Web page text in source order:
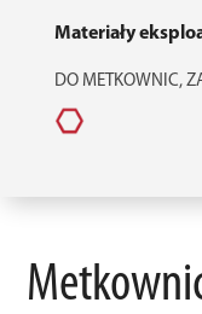
Materiały
DO METKOWNIC,